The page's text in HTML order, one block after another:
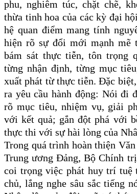
phu, nghiêm túc, chặt chẽ,
thừa tinh hoa của các kỳ đại
hệ quan điểm mang tính
hiện rõ sự đổi mới mạnh mẽ
bám sát thực tiễn, tôn trọng
từng nhận định, từng mục
xuất phát từ thực tiễn. Đặc
ra yêu cầu hành động: Nói đi
rõ mục tiêu, nhiệm vụ, giải
với kết quả; gắn đột phá với
thực thi với sự hài lòng của
Trong quá trình hoàn thiện
Trung ương Đảng, Bộ Chính
coi trọng việc phát huy trí tuệ
chủ, lắng nghe sâu sắc tiếng